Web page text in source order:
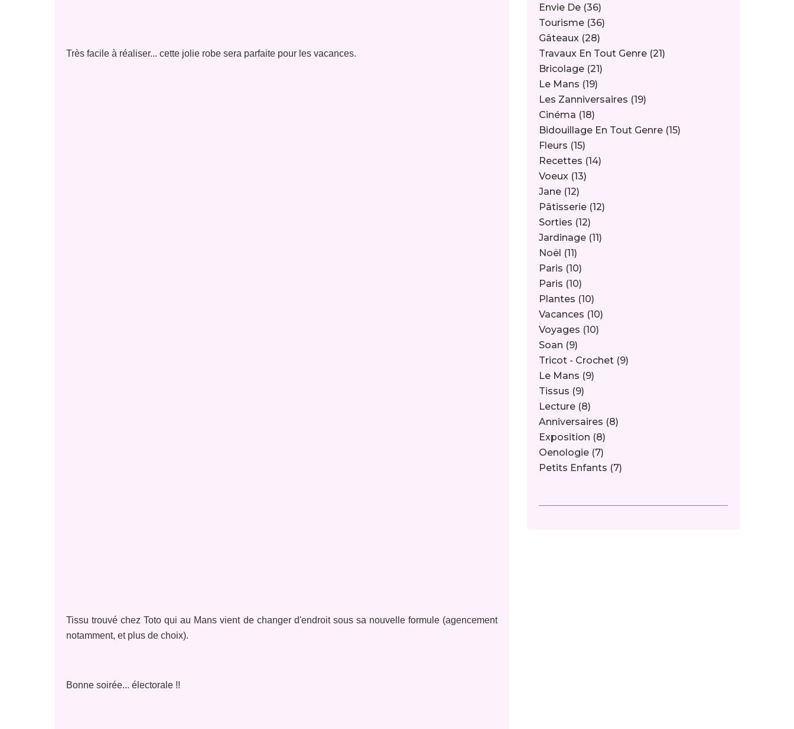
Très facile à réaliser... cette jolie robe sera parfaite pour les vacances.
Tissu trouvé chez Toto qui au Mans vient de changer d'endroit sous sa nouvelle formule (agencement
notamment, et plus de choix).
Bonne soirée... électorale !!
Envie De (36)
Tourisme (36)
Gâteaux (28)
Travaux En Tout Genre (21)
Bricolage (21)
Le Mans (19)
Les Zanniversaires (19)
Cinéma (18)
Bidouillage En Tout Genre (15)
Fleurs (15)
Recettes (14)
Voeux (13)
Jane (12)
Pâtisserie (12)
Sorties (12)
Jardinage (11)
Noël (11)
Paris (10)
Paris (10)
Plantes (10)
Vacances (10)
Voyages (10)
Soan (9)
Tricot - Crochet (9)
Le Mans (9)
Tissus (9)
Lecture (8)
Anniversaires (8)
Exposition (8)
Oenologie (7)
Petits Enfants (7)